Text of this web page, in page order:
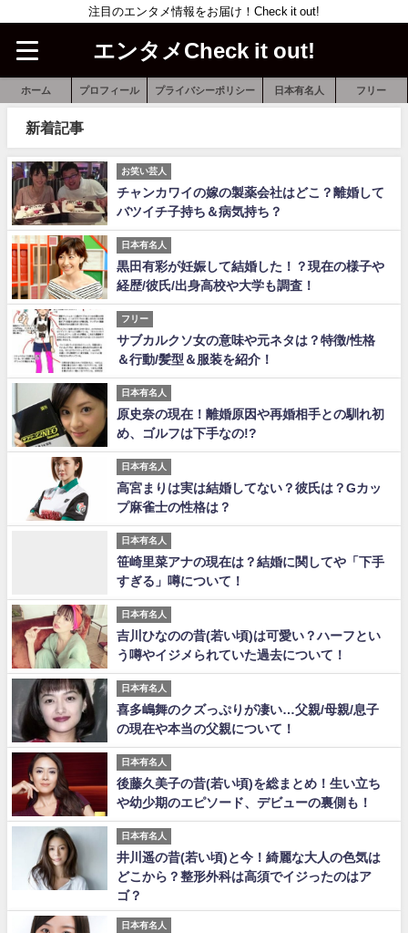
注目のエンタメ情報をお届け！Check it out!
エンタメCheck it out!
ホーム プロフィール プライバシーポリシー 日本有名人 フリー
新着記事
お笑い芸人
チャンカワイの嫁の製薬会社はどこ？離婚して
バツイチ子持ち＆病気持ち？
日本有名人
黒田有彩が妊娠して結婚した！？現在の様子や
経歴/彼氏/出身高校や大学も調査！
フリー
サブカルクソ女の意味や元ネタは？特徴/性格
＆行動/髪型＆服装を紹介！
日本有名人
原史奈の現在！離婚原因や再婚相手との馴れ初
め、ゴルフは下手なの!?
日本有名人
高宮まりは実は結婚してない？彼氏は？Gカッ
プ麻雀士の性格は？
日本有名人
笹崎里菜アナの現在は？結婚に関してや「下手
すぎる」噂について！
日本有名人
吉川ひなのの昔(若い頃)は可愛い？ハーフとい
う噂やイジメられていた過去について！
日本有名人
喜多嶋舞のクズっぷりが凄い…父親/母親/息子
の現在や本当の父親について！
日本有名人
後藤久美子の昔(若い頃)を総まとめ！生い立ち
や幼少期のエピソード、デビューの裏側も！
日本有名人
井川遥の昔(若い頃)と今！綺麗な大人の色気は
どこから？整形外科は高須でイジったのはア
ゴ？
日本有名人